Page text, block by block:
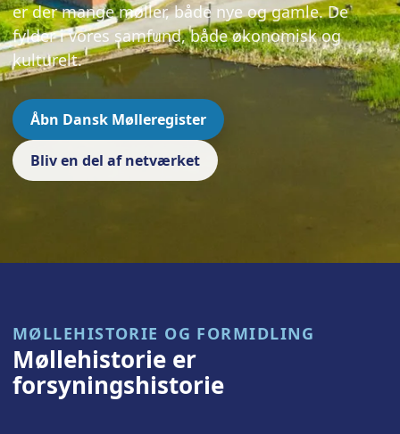
er der mange møller, både nye og gamle. De
fylder i vores samfund, både økonomisk og
kulturelt.
Åbn Dansk Mølleregister
Bliv en del af netværket
MØLLEHISTORIE OG FORMIDLING
Møllehistorie er
forsyningshistorie